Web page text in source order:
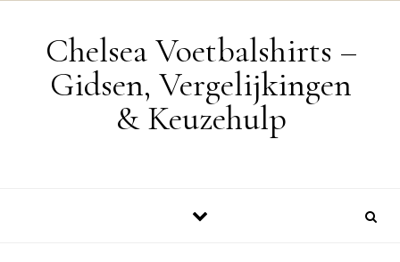
Chelsea Voetbalshirts –
Gidsen, Vergelijkingen
& Keuzehulp